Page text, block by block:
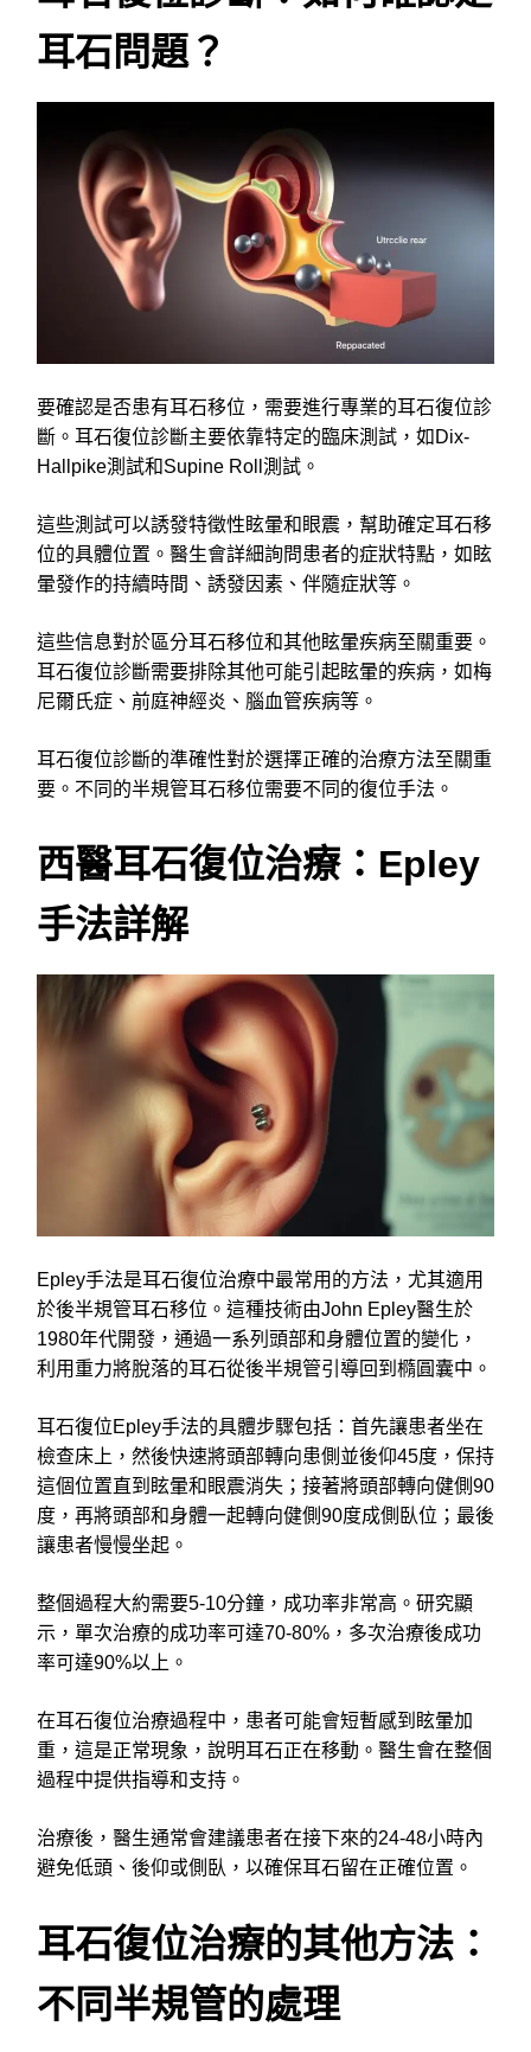
耳石問題？
要確認是否患有耳石移位，需要進行專業的耳石復位診
斷。耳石復位診斷主要依靠特定的臨床測試，如Dix-
Hallpike測試和Supine Roll測試。
這些測試可以誘發特徵性眩暈和眼震，幫助確定耳石移
位的具體位置。醫生會詳細詢問患者的症狀特點，如眩
暈發作的持續時間、誘發因素、伴隨症狀等。
這些信息對於區分耳石移位和其他眩暈疾病至關重要。
耳石復位診斷需要排除其他可能引起眩暈的疾病，如梅
尼爾氏症、前庭神經炎、腦血管疾病等。
耳石復位診斷的準確性對於選擇正確的治療方法至關重
要。不同的半規管耳石移位需要不同的復位手法。
西醫耳石復位治療：Epley
手法詳解
Epley手法是耳石復位治療中最常用的方法，尤其適用
於後半規管耳石移位。這種技術由John Epley醫生於
1980年代開發，通過一系列頭部和身體位置的變化，
利用重力將脫落的耳石從後半規管引導回到橢圓囊中。
耳石復位Epley手法的具體步驟包括：首先讓患者坐在
檢查床上，然後快速將頭部轉向患側並後仰45度，保持
這個位置直到眩暈和眼震消失；接著將頭部轉向健側90
度，再將頭部和身體一起轉向健側90度成側臥位；最後
讓患者慢慢坐起。
整個過程大約需要5-10分鐘，成功率非常高。研究顯
示，單次治療的成功率可達70-80%，多次治療後成功
率可達90%以上。
在耳石復位治療過程中，患者可能會短暫感到眩暈加
重，這是正常現象，說明耳石正在移動。醫生會在整個
過程中提供指導和支持。
治療後，醫生通常會建議患者在接下來的24-48小時內
避免低頭、後仰或側臥，以確保耳石留在正確位置。
耳石復位治療的其他方法：
不同半規管的處理